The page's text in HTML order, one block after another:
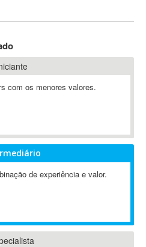
com os menores valores.
de experiência e valor.